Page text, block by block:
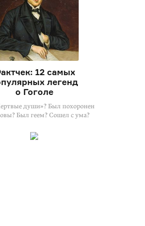
12 самых
легенд
о Гоголе
души»? Был похоронен
Был геем? Сошел с ума?